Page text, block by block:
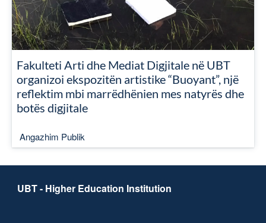
Fakulteti Arti dhe Mediat Digjitale në UBT
organizoi ekspozitën artistike “Buoyant”, një
reflektim mbi marrëdhënien mes natyrës dhe
botës digjitale
Angazhim Publik
UBT - Higher Education Institution